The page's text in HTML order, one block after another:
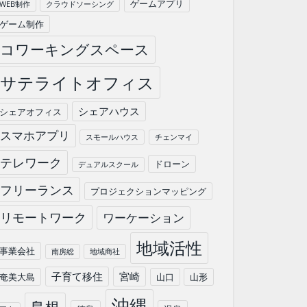
WEB制作 クラウドソーシング
ゲームアプリ
ゲーム制作
コワーキングスペース
サテライトオフィス
シェアオフィス シェアハウス
スマホアプリ スモールハウス チェンマイ
テレワーク デュアルスクール ドローン
フリーランス プロジェクションマッピング
リモートワーク ワーケーション
事業会社 南房総 地域商社 地域活性
奄美大島 子育て移住 宮崎 山口 山形